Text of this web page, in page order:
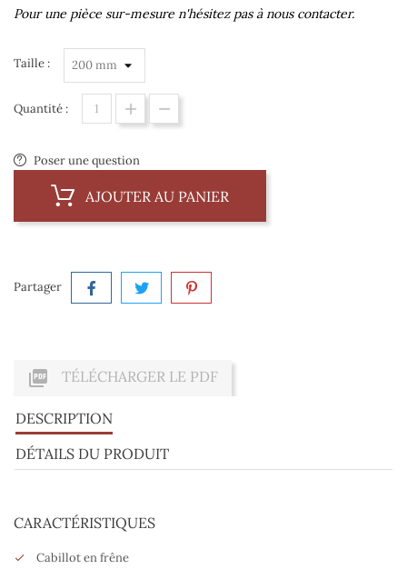
Pour une pièce sur-mesure n'hésitez pas à nous contacter.
Taille :
Quantité :
Poser une question
AJOUTER AU PANIER
Partager
 TÉLÉCHARGER LE PDF
DESCRIPTION
DÉTAILS DU PRODUIT
CARACTÉRISTIQUES
Cabillot en frêne